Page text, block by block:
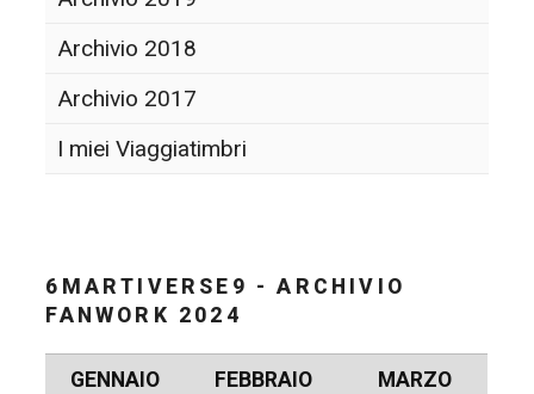
Archivio 2018
Archivio 2017
I miei Viaggiatimbri
6MARTIVERSE9 - ARCHIVIO
FANWORK 2024
GENNAIO FEBBRAIO MARZO